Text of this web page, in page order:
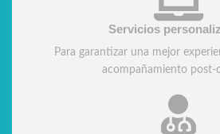
Servicios
Para garantizar una mejor
acompañamiento post-